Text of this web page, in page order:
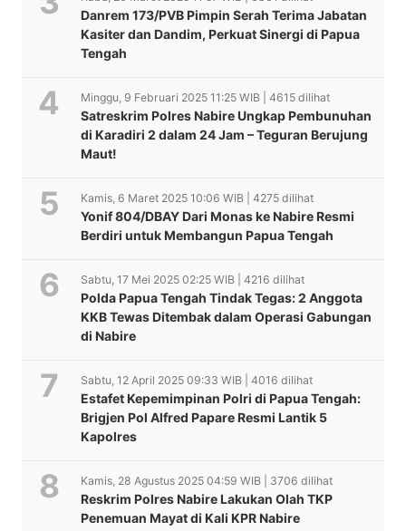
Danrem 173/PVB Pimpin Serah Terima Jabatan
Kasiter dan Dandim, Perkuat Sinergi di Papua
Tengah
Minggu, 9 Februari 2025 11:25 WIB | 4615 dilihat
Satreskrim Polres Nabire Ungkap Pembunuhan
di Karadiri 2 dalam 24 Jam – Teguran Berujung
Maut!
Kamis, 6 Maret 2025 10:06 WIB | 4275 dilihat
Yonif 804/DBAY Dari Monas ke Nabire Resmi
Berdiri untuk Membangun Papua Tengah
Sabtu, 17 Mei 2025 02:25 WIB | 4216 dilihat
Polda Papua Tengah Tindak Tegas: 2 Anggota
KKB Tewas Ditembak dalam Operasi Gabungan
di Nabire
Sabtu, 12 April 2025 09:33 WIB | 4016 dilihat
Estafet Kepemimpinan Polri di Papua Tengah:
Brigjen Pol Alfred Papare Resmi Lantik 5
Kapolres
Kamis, 28 Agustus 2025 04:59 WIB | 3706 dilihat
Reskrim Polres Nabire Lakukan Olah TKP
Penemuan Mayat di Kali KPR Nabire